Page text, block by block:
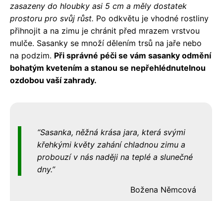
zasazeny do hloubky asi 5 cm a měly dostatek
prostoru pro svůj růst. Po odkvětu je vhodné rostliny
přihnojit a na zimu je chránit před mrazem vrstvou
mulče. Sasanky se množí dělením trsů na jaře nebo
na podzim. Při správné péči se vám sasanky odmění
bohatým kvetením a stanou se nepřehlédnutelnou
ozdobou vaší zahrady.
Sasanka, něžná krása jara, která svými
křehkými květy zahání chladnou zimu a
probouzí v nás naději na teplé a slunečné
dny.
Božena Němcová